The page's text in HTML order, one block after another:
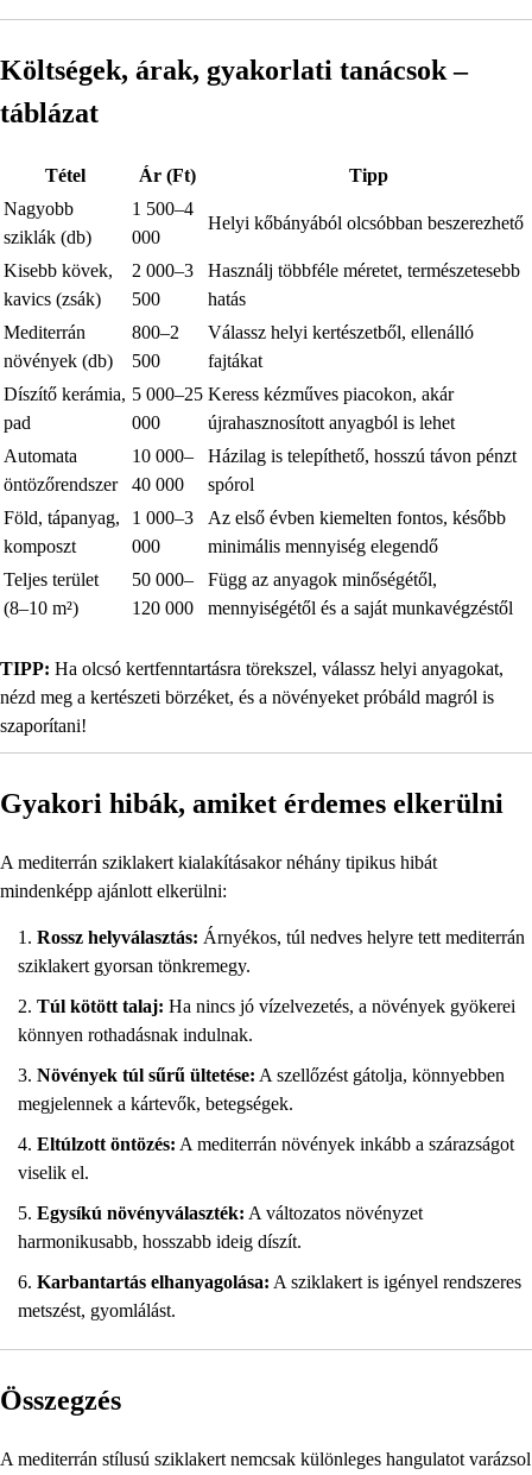
Költségek, árak, gyakorlati tanácsok –
táblázat
Tétel Ár (Ft)
Tipp
Nagyobb
sziklák (db)
1 500–4
000
Helyi kőbányából olcsóbban beszerezhető
Kisebb kövek,
kavics (zsák)
2 000–3
500
Használj többféle méretet, természetesebb
hatás
Mediterrán
növények (db)
800–2
500
Válassz helyi kertészetből, ellenálló
fajtákat
Díszítő kerámia,
pad
5 000–25
000
Keress kézműves piacokon, akár
újrahasznosított anyagból is lehet
Automata
öntözőrendszer
10 000–
40 000
Házilag is telepíthető, hosszú távon pénzt
spórol
Föld, tápanyag,
komposzt
1 000–3
000
Az első évben kiemelten fontos, később
minimális mennyiség elegendő
Teljes terület
(8–10 m²)
50 000–
120 000
Függ az anyagok minőségétől,
mennyiségétől és a saját munkavégzéstől
TIPP: Ha olcsó kertfenntartásra törekszel, válassz helyi anyagokat,
nézd meg a kertészeti börzéket, és a növényeket próbáld magról is
szaporítani!
Gyakori hibák, amiket érdemes elkerülni
A mediterrán sziklakert kialakításakor néhány tipikus hibát
mindenképp ajánlott elkerülni:
Rossz helyválasztás: Árnyékos, túl nedves helyre tett mediterrán
sziklakert gyorsan tönkremegy.
Túl kötött talaj: Ha nincs jó vízelvezetés, a növények gyökerei
könnyen rothadásnak indulnak.
Növények túl sűrű ültetése: A szellőzést gátolja, könnyebben
megjelennek a kártevők, betegségek.
Eltúlzott öntözés: A mediterrán növények inkább a szárazságot
viselik el.
Egysíkú növényválaszték: A változatos növényzet
harmonikusabb, hosszabb ideig díszít.
Karbantartás elhanyagolása: A sziklakert is igényel rendszeres
metszést, gyomlálást.
Összegzés
A mediterrán stílusú sziklakert nemcsak különleges hangulatot varázsol